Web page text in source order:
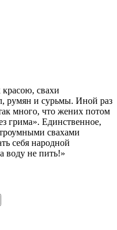
свахи
румян и сурьмы. Иной раз
много, что жених потом
грима». Единственное,
свахами
себя народной
воду не пить!»